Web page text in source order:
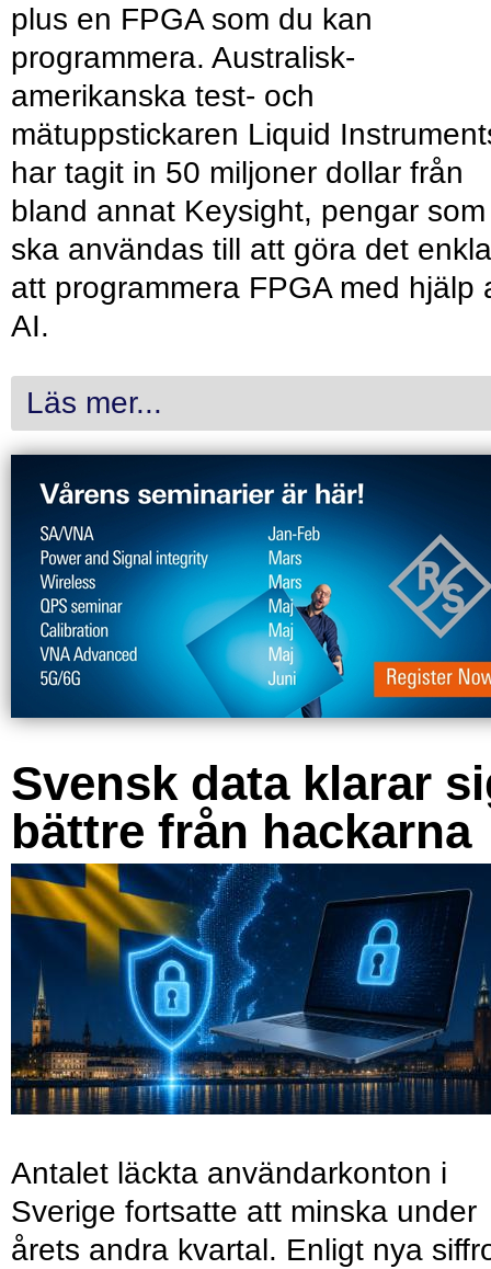
plus en FPGA som du kan
programmera. Australisk-
amerikanska test- och
mätuppstickaren Liquid
har tagit in 50 miljoner dollar från
bland annat Keysight, pengar som
ska användas till att göra det
att programmera FPGA med hjälp
AI.
Läs mer...
Svensk data klarar
bättre från hackarna
Antalet läckta användarkonton i
Sverige fortsatte att minska under
årets andra kvartal. Enligt nya